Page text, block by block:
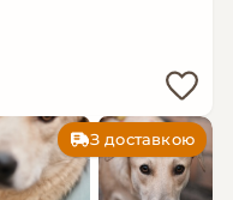
З доставкою